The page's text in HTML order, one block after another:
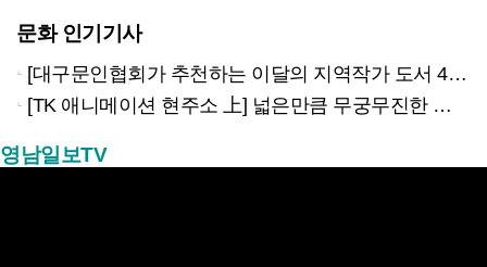
문화 인기기사
[대구문인협회가 추천하는 이달의 지역작가 도서 4권]
[TK 애니메이션 현주소 上] 넓은만큼 무궁무진한 이야기…경북은 ‘스토리 IP’의 원천
영남일보TV